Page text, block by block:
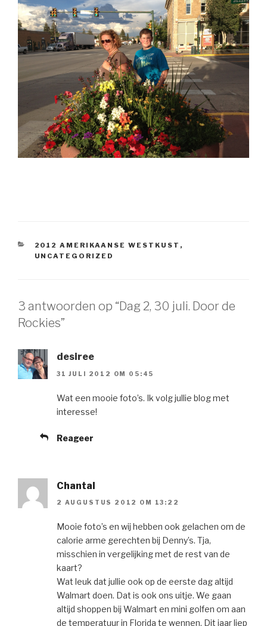
CATEGORIEËN
2012 AMERIKAANSE WESTKUST ,
UNCATEGORIZED
3 antwoorden op “Dag 2, 30 juli. Door de
Rockies”
desiree
31 JULI 2012 OM 05:45
Wat een mooie foto’s. Ik volg jullie blog met
interesse!
Reageer
Chantal
2 AUGUSTUS 2012 OM 13:22
Mooie foto’s en wij hebben ook gelachen om de
calorie arme gerechten bij Denny’s. Tja,
misschien in vergelijking met de rest van de
kaart?
Wat leuk dat jullie ook op de eerste dag altijd
Walmart doen. Dat is ook ons uitje. We gaan
altijd shoppen bij Walmart en mini golfen om aan
de temperatuur in Florida te wennen. Dit jaar liep